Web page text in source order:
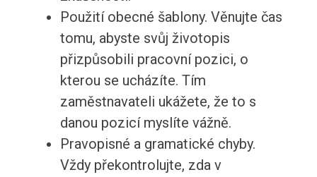
Použití obecné šablony. Věnujte čas
tomu, abyste svůj životopis
přizpůsobili pracovní pozici, o
kterou se ucházíte. Tím
zaměstnavateli ukážete, že to s
danou pozicí myslíte vážně.
Pravopisné a gramatické chyby.
Vždy překontrolujte, zda v